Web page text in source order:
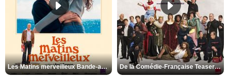
Les Matins merveilleux Bande-annonce VF De la Comédie-Française Teaser VF